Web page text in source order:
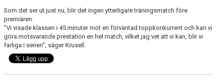
Som det ser ut just nu, blir det ingen ytterligare träningsmatch före
premiären.
"Vi visade klassen i 45 minuter mot en förväntad toppkonkurrent och kan vi
göra motsvarande prestation en hel match, vilket jag vet att vi kan, blir vi
farliga i serien", säger Krusell.